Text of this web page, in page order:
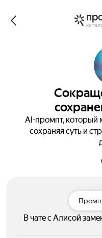
AI-промпт, который
сохраняя суть и
В чате с Алисой